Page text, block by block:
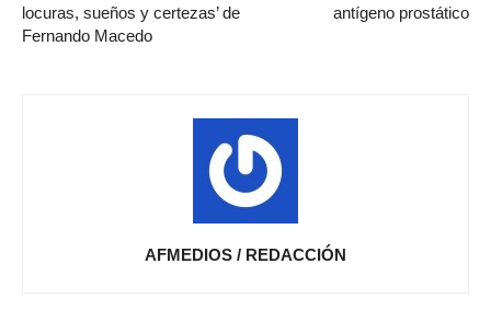
locuras, sueños y certezas’ de
Fernando Macedo
antígeno prostático
AFMEDIOS / REDACCIÓN